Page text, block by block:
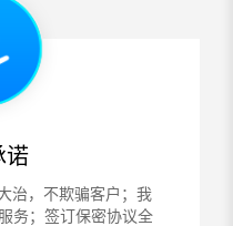
诺
治，不欺骗客户；我
务；签订保密协议全